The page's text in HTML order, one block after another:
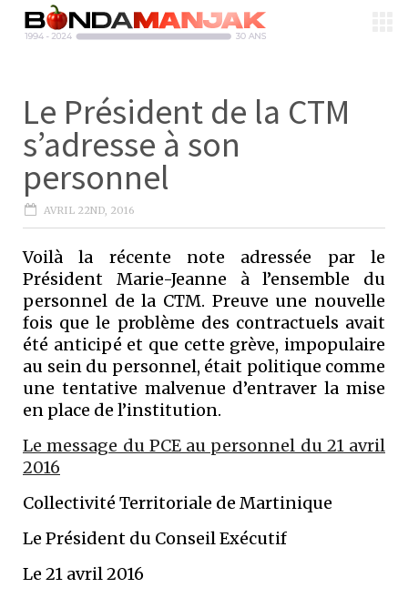
Le Président de la CTM
s’adresse à son
personnel
AVRIL 22ND, 2016
Voilà la récente note adressée par le
Président Marie-Jeanne à l’ensemble du
personnel de la CTM. Preuve une nouvelle
fois que le problème des contractuels avait
été anticipé et que cette grève, impopulaire
au sein du personnel, était politique comme
une tentative malvenue d’entraver la mise
en place de l’institution.
Le message du PCE au personnel du 21 avril
2016
Collectivité Territoriale de Martinique
Le Président du Conseil Exécutif
Le 21 avril 2016